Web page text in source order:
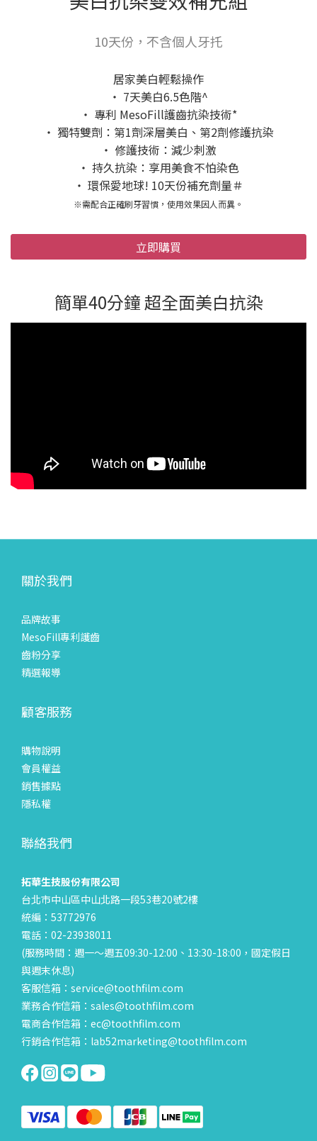
10天份，不含個人牙托
居家美白輕鬆操作
‧ 7天美白6.5色階^
‧ 專利 MesoFill護齒抗染技術*
‧ 獨特雙劑：第1劑深層美白、第2劑修護抗染
‧ 修護技術：減少刺激
‧ 持久抗染：享用美食不怕染色
‧ 環保愛地球! 10天份補充劑量＃
※需配合正確刷牙習慣，使用效果因人而異。
立即購買
簡單40分鐘 超全面美白抗染
關於我們
品牌故事
MesoFill專利護齒
齒粉分享
精選報導
顧客服務
購物說明
會員權益
銷售據點
隱私權
聯絡我們
拓華生技股份有限公司
台北市中山區中山北路一段53巷20號2樓
統編：53772976
電話：02-23938011
(服務時間：週一～週五09:30-12:00、13:30-18:00，國定假日
與週末休息)
客服信箱：service@toothfilm.com
業務合作信箱：sales@toothfilm.com
電商合作信箱：ec@toothfilm.com
行銷合作信箱：lab52marketing@toothfilm.com